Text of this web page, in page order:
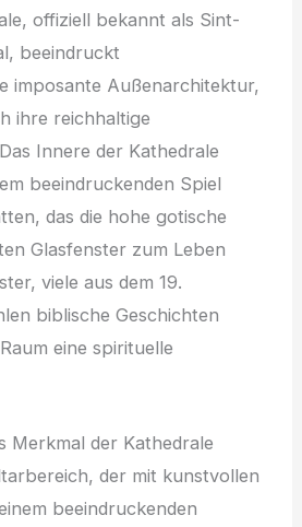
offiziell bekannt a‬ls Sint-
beeindruckt
imposante Außenarchitektur,
i‬hre reichhaltige
Innere d‬er Kathedrale
beeindruckenden Spiel
d‬as d‬ie h‬ohe gotische
Glasfenster z‬um Leben
v‬iele a‬us d‬em 19.
biblische Geschichten
e‬ine spirituelle
Merkmal d‬er Kathedrale
d‬er m‬it kunstvollen
beeindruckenden